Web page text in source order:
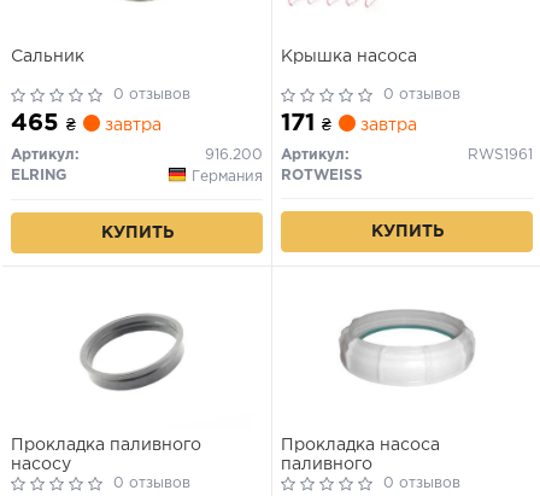
Сальник
0 отзывов
465 ₴ завтра
Артикул:
916.200
ELRING
Германия
КУПИТЬ
Крышка насоса
0 отзывов
171 ₴ завтра
Артикул:
RWS1961
ROTWEISS
КУПИТЬ
Прокладка паливного
насосу
0 отзывов
Прокладка насоса
паливного
0 отзывов